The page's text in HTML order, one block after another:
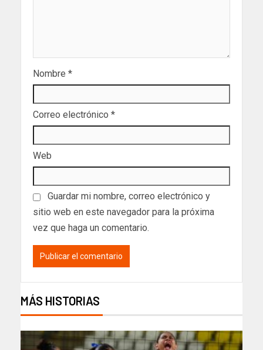
Nombre *
Correo electrónico *
Web
Guardar mi nombre, correo electrónico y
sitio web en este navegador para la próxima
vez que haga un comentario.
MÁS HISTORIAS